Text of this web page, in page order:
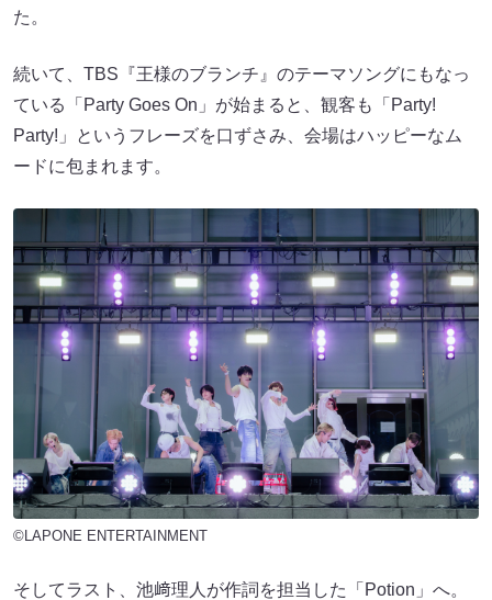
た。
続いて、TBS『王様のブランチ』のテーマソングにもなっ
ている「Party Goes On」が始まると、観客も「Party!
Party!」というフレーズを口ずさみ、会場はハッピーなム
ードに包まれます。
©LAPONE ENTERTAINMENT
そしてラスト、池﨑理人が作詞を担当した「Potion」へ。